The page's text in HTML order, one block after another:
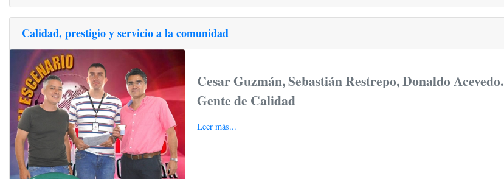
Calidad, prestigio y servicio a la comunidad
Cesar Guzmán, Sebastián Restrepo, Donaldo Acevedo.
Gente de Calidad
Leer más...